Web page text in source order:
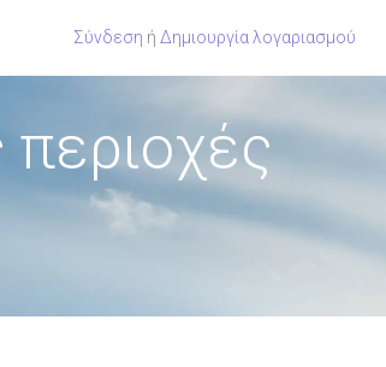
Σύνδεση ή Δημιουργία λογαριασμού